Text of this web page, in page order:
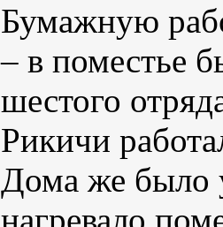
Бумажную
– в поместье
шестого
Рикичи
Дома же было